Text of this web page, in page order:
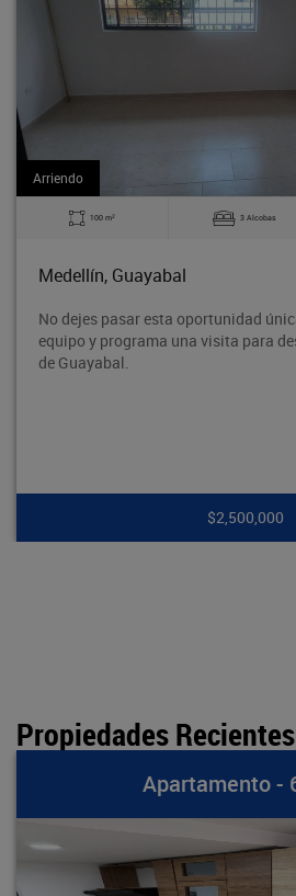
3 Alcobas 1 Baños
única. Contacta a nuestro
para descubrir la joya oculta
Propiedades Recientes
- 61438